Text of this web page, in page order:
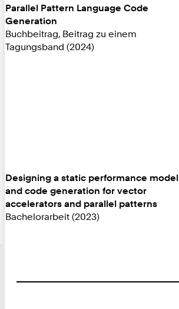
Parallel Pattern Language Code
Generation
Buchbeitrag, Beitrag zu einem
Tagungsband (2024)
Designing a static performance model
and code generation for vector
accelerators and parallel patterns
Bachelorarbeit (2023)